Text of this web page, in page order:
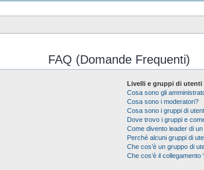
FAQ (Domande Frequenti)
Livelli e gruppi di utenti
Cosa sono gli
Cosa sono i moderatori?
Cosa sono i gruppi di
Dove trovo i gruppi e
Come divento leader di
Perché alcuni gruppi di
Che cos’è un gruppo di
Che cos’è il collegamento